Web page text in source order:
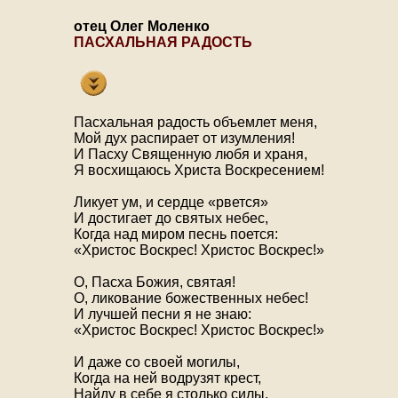
отец Олег Моленко
ПАСХАЛЬНАЯ РАДОСТЬ
Пасхальная радость объемлет меня,
Мой дух распирает от изумления!
И Пасху Священную любя и храня,
Я восхищаюсь Христа Воскресением!
Ликует ум, и сердце «рвется»
И достигает до святых небес,
Когда над миром песнь поется:
«Христос Воскрес! Христос Воскрес!»
О, Пасха Божия, святая!
О, ликование божественных небес!
И лучшей песни я не знаю:
«Христос Воскрес! Христос Воскрес!»
И даже со своей могилы,
Когда на ней водрузят крест,
Найду в себе я столько силы,